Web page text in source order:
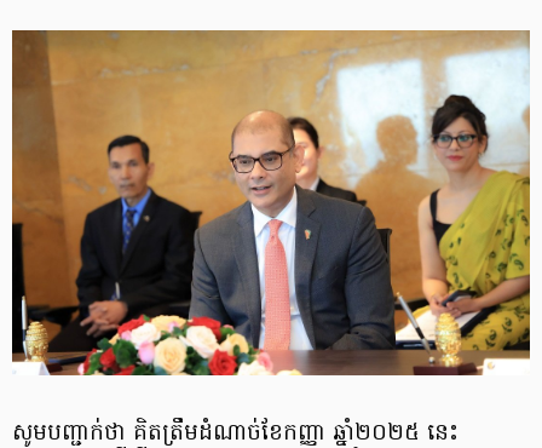
សូមបញ្ជាក់ថា គិតត្រឹមដំណាច់ខែកញ្ញា ឆ្នាំ២០២៥ នេះ